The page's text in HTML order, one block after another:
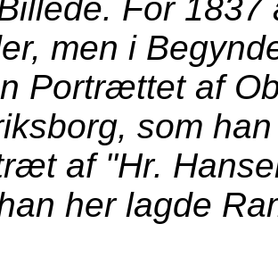
For
men i
Portrættet af
som
af "Hr.
her lagde